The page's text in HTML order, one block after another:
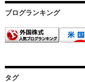
ブログランキング
タグ